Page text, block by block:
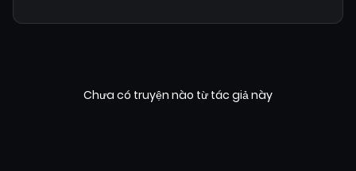
Chưa có truyện nào từ tác giả này